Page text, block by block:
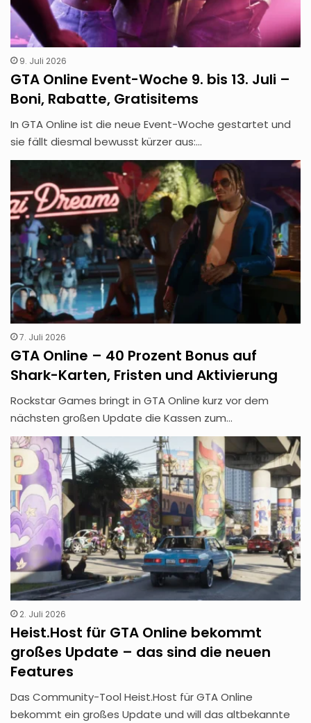
9. Juli 2026
GTA Online Event-Woche 9. bis 13. Juli –
Boni, Rabatte, Gratisitems
In GTA Online ist die neue Event-Woche gestartet und
sie fällt diesmal bewusst kürzer aus:…
7. Juli 2026
GTA Online – 40 Prozent Bonus auf
Shark-Karten, Fristen und Aktivierung
Rockstar Games bringt in GTA Online kurz vor dem
nächsten großen Update die Kassen zum…
2. Juli 2026
Heist.Host für GTA Online bekommt
großes Update – das sind die neuen
Features
Das Community-Tool Heist.Host für GTA Online
bekommt ein großes Update und will das altbekannte